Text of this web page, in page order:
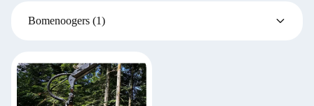
Bomenoogers (1)